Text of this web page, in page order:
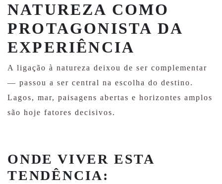
NATUREZA COMO
PROTAGONISTA DA
EXPERIÊNCIA
A ligação à natureza deixou de ser complementar
— passou a ser central na escolha do destino.
Lagos, mar, paisagens abertas e horizontes amplos
são hoje fatores decisivos.
ONDE VIVER ESTA
TENDÊNCIA: